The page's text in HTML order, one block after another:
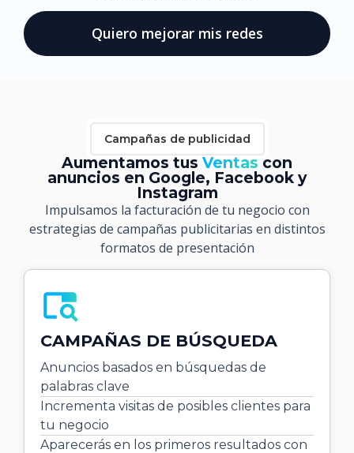
Quiero mejorar mis redes
Campañas de publicidad
Aumentamos tus Ventas con
anuncios en Google, Facebook y
Instagram
Impulsamos la facturación de tu negocio con
estrategias de campañas publicitarias en distintos
formatos de presentación
CAMPAÑAS DE BÚSQUEDA
Anuncios basados en búsquedas de
palabras clave
Incrementa visitas de posibles clientes para
tu negocio
Aparecerás en los primeros resultados con